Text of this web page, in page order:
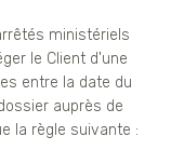
ministériels
le Client d'une
entre la date du
auprès de
la règle suivante :